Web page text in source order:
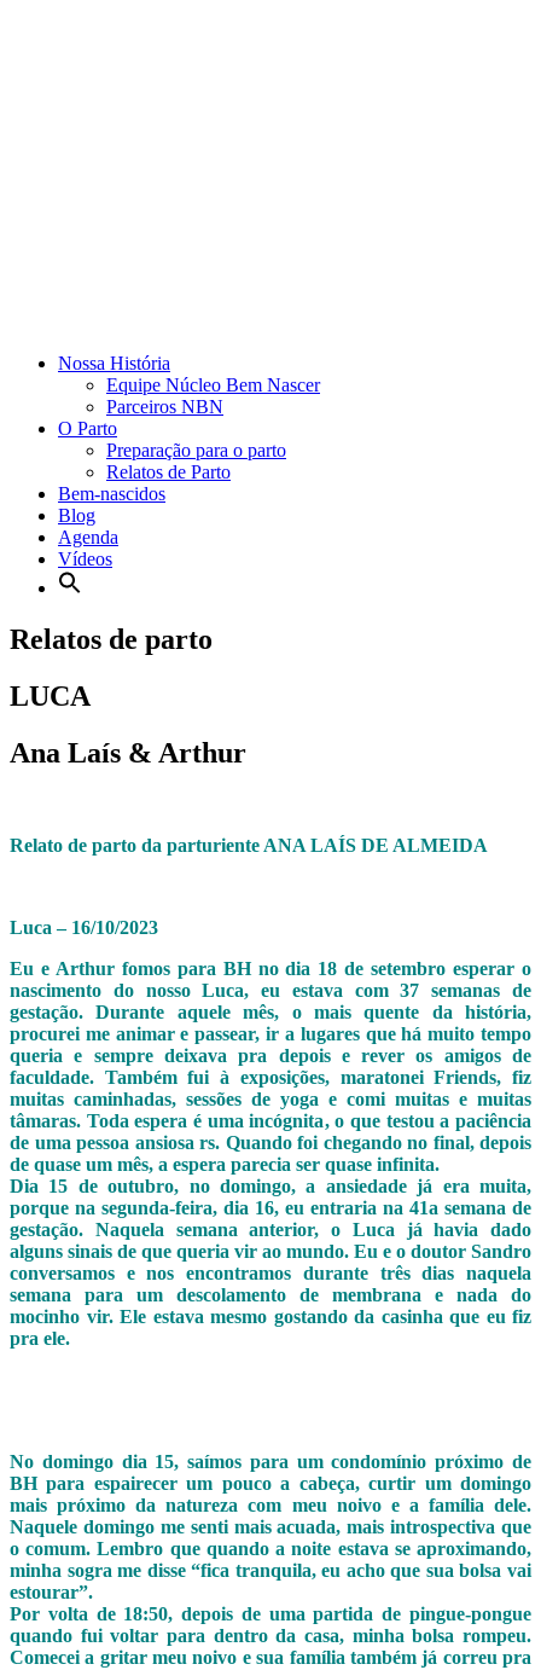
Nossa História
Equipe Núcleo Bem Nascer
Parceiros NBN
O Parto
Preparação para o parto
Relatos de Parto
Bem-nascidos
Blog
Agenda
Vídeos
Relatos de parto
LUCA
Ana Laís & Arthur
Relato de parto da parturiente ANA LAÍS DE ALMEIDA
Luca – 16/10/2023
Eu e Arthur fomos para BH no dia 18 de setembro esperar o
nascimento do nosso Luca, eu estava com 37 semanas de
gestação. Durante aquele mês, o mais quente da história,
procurei me animar e passear, ir a lugares que há muito tempo
queria e sempre deixava pra depois e rever os amigos de
faculdade. Também fui à exposições, maratonei Friends, fiz
muitas caminhadas, sessões de yoga e comi muitas e muitas
tâmaras. Toda espera é uma incógnita, o que testou a paciência
de uma pessoa ansiosa rs. Quando foi chegando no final, depois
de quase um mês, a espera parecia ser quase infinita.
Dia 15 de outubro, no domingo, a ansiedade já era muita,
porque na segunda-feira, dia 16, eu entraria na 41a semana de
gestação. Naquela semana anterior, o Luca já havia dado
alguns sinais de que queria vir ao mundo. Eu e o doutor Sandro
conversamos e nos encontramos durante três dias naquela
semana para um descolamento de membrana e nada do
mocinho vir. Ele estava mesmo gostando da casinha que eu fiz
pra ele.
No domingo dia 15, saímos para um condomínio próximo de
BH para espairecer um pouco a cabeça, curtir um domingo
mais próximo da natureza com meu noivo e a família dele.
Naquele domingo me senti mais acuada, mais introspectiva que
o comum. Lembro que quando a noite estava se aproximando,
minha sogra me disse “fica tranquila, eu acho que sua bolsa vai
estourar”.
Por volta de 18:50, depois de uma partida de pingue-pongue
quando fui voltar para dentro da casa, minha bolsa rompeu.
Comecei a gritar meu noivo e sua família também já correu pra